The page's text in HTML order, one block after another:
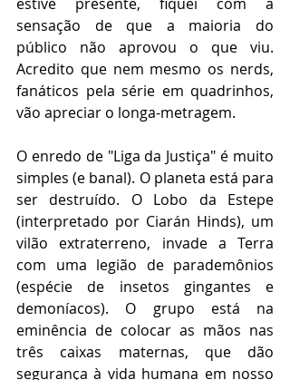
sensação de que a maioria do
público não aprovou o que viu.
Acredito que nem mesmo os nerds,
fanáticos pela série em quadrinhos,
vão apreciar o longa-metragem.
O enredo de "Liga da Justiça" é muito
simples (e banal). O planeta está para
ser destruído. O Lobo da Estepe
(interpretado por Ciarán Hinds), um
vilão extraterreno, invade a Terra
com uma legião de parademônios
(espécie de insetos gingantes e
demoníacos). O grupo está na
eminência de colocar as mãos nas
três caixas maternas, que dão
segurança à vida humana em nosso